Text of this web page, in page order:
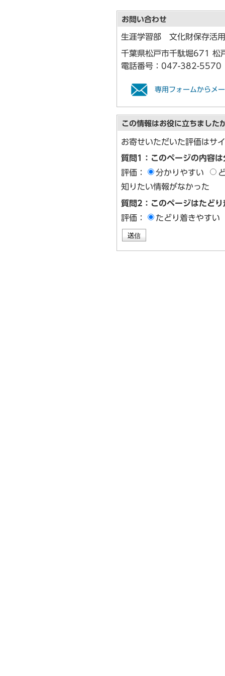
お問い合わせ
生涯学習部 文化財保存活
千葉県松戸市千駄堀671 松
電話番号： 047-382-5570
専用フォームからメ
この情報はお役に立ちました
お寄せいただいた評価はサ
質問1：このページの内容
評価：
分かりやすい
知りたい情報がなかった
質問2：このページはたど
評価：
たどり着きやすい